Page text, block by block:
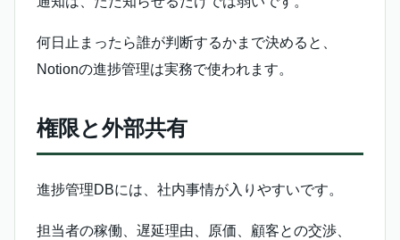
何日止まったら誰が判断するかまで決めると、
Notionの進捗管理は実務で使われます。
権限と外部共有
進捗管理DBには、社内事情が入りやすいです。
担当者の稼働、遅延理由、原価、顧客との交渉、